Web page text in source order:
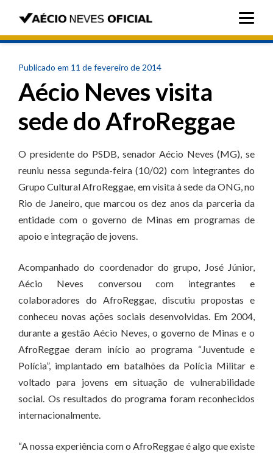
Publicado em 11 de fevereiro de 2014
Aécio Neves visita
sede do AfroReggae
O presidente do PSDB, senador Aécio Neves (MG), se
reuniu nessa segunda-feira (10/02) com integrantes do
Grupo Cultural AfroReggae, em visita à sede da ONG, no
Rio de Janeiro, que marcou os dez anos da parceria da
entidade com o governo de Minas em programas de
apoio e integração de jovens.
Acompanhado do coordenador do grupo, José Júnior,
Aécio Neves conversou com integrantes e
colaboradores do AfroReggae, discutiu propostas e
conheceu novas ações sociais desenvolvidas. Em 2004,
durante a gestão Aécio Neves, o governo de Minas e o
AfroReggae deram início ao programa “Juventude e
Polícia”, implantado em batalhões da Polícia Militar e
voltado para jovens em situação de vulnerabilidade
social. Os resultados do programa foram reconhecidos
internacionalmente.
“A nossa experiência com o AfroReggae é algo que existe